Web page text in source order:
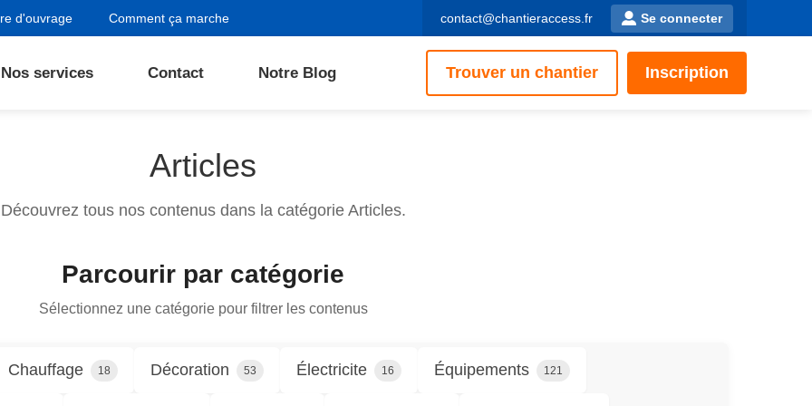
d'ouvrage Comment ça marche contact@chantieraccess.fr Se connecter
Nos services Contact Notre Blog Trouver un chantier Inscription
Articles
Découvrez tous nos contenus dans la catégorie Articles.
Parcourir par catégorie
Sélectionnez une catégorie pour filtrer les contenus
Chauffage 18 Décoration 53 Électricite 16 Équipements 121